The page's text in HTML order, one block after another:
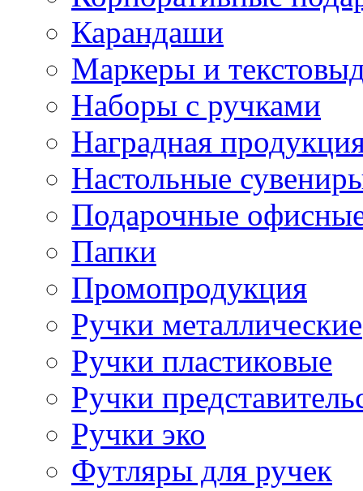
Карандаши
Маркеры и
Наборы с ручками
Наградная
Настольные
Подарочные
Папки
Промопродукция
Ручки металлические
Ручки пластиковые
Ручки
Ручки эко
Футляры для ручек